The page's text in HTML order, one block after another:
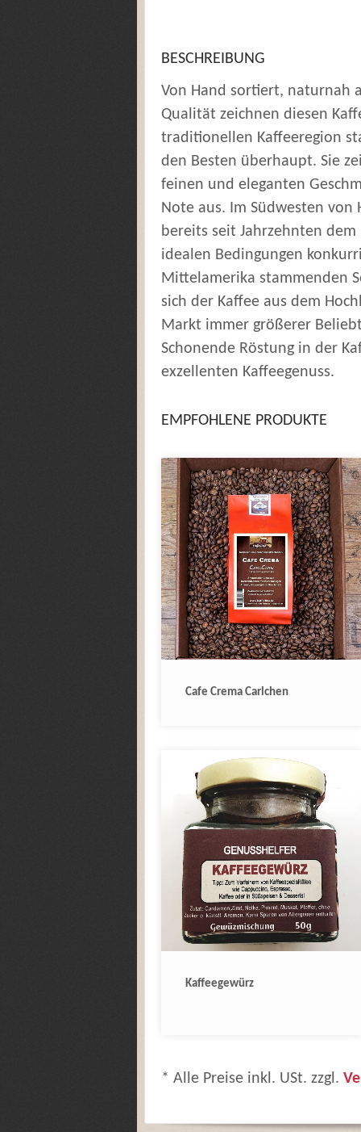
BESCHREIBUNG
Von Hand sortiert, naturnah
Qualität zeichnen diesen
traditionellen Kaffeeregion
den Besten überhaupt. Sie
feinen und eleganten
Note aus. Im Südwesten
bereits seit Jahrzehnten
idealen Bedingungen
Mittelamerika stammenden
sich der Kaffee aus dem
Markt immer größerer
Schonende Röstung in der
exzellenten Kaffeegenuss.
EMPFOHLENE PRODUKTE
Cafe Crema Carlchen
Kaffeegewürz
* Alle Preise inkl. USt. zzgl.